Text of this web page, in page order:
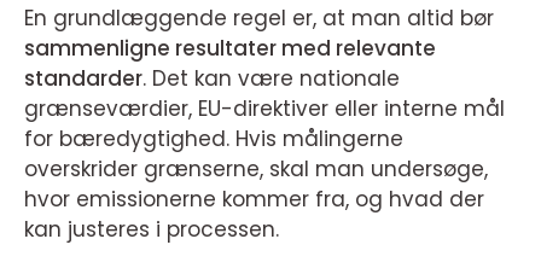
En grundlæggende regel er, at man altid bør
sammenligne resultater med relevante
standarder. Det kan være nationale
grænseværdier, EU-direktiver eller interne mål
for bæredygtighed. Hvis målingerne
overskrider grænserne, skal man undersøge,
hvor emissionerne kommer fra, og hvad der
kan justeres i processen.